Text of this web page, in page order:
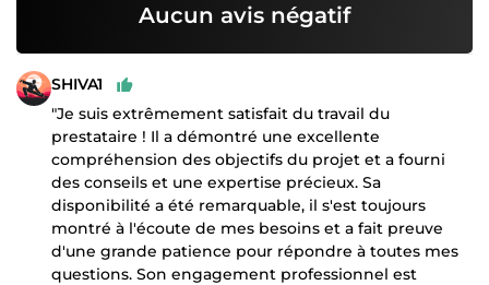
Aucun avis négatif
SHIVA1
"Je suis extrêmement satisfait du travail du
prestataire ! Il a démontré une excellente
compréhension des objectifs du projet et a fourni
des conseils et une expertise précieux. Sa
disponibilité a été remarquable, il s'est toujours
montré à l'écoute de mes besoins et a fait preuve
d'une grande patience pour répondre à toutes mes
questions. Son engagement professionnel est